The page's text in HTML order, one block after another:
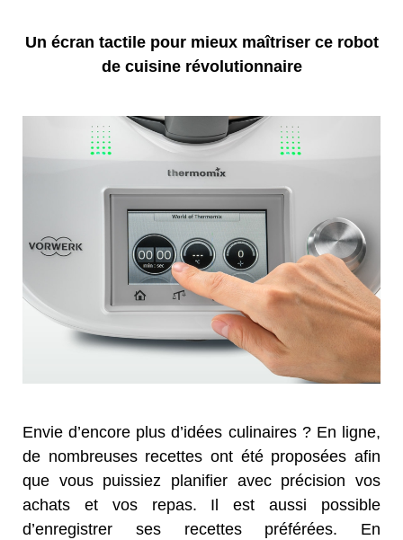
Un écran tactile pour mieux maîtriser ce robot
de cuisine révolutionnaire
Envie d’encore plus d’idées culinaires ? En ligne,
de nombreuses recettes ont été proposées afin
que vous puissiez planifier avec précision vos
achats et vos repas. Il est aussi possible
d’enregistrer ses recettes préférées. En